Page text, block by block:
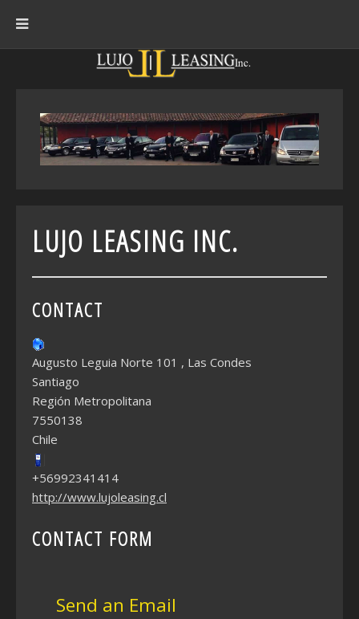
LUJO LEASING INC.
CONTACT
Augusto Leguia Norte 101 , Las Condes
Santiago
Región Metropolitana
7550138
Chile
+56992341414
http://www.lujoleasing.cl
CONTACT FORM
Send an Email